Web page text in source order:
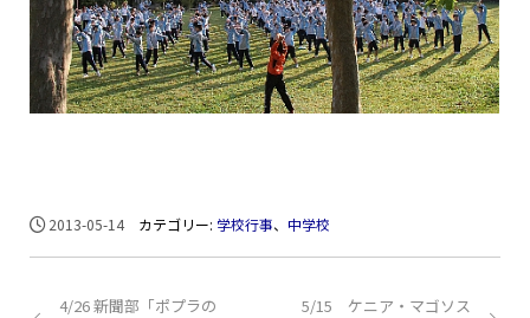
2013-05-14 カテゴリー: 学校行事、中学校
4/26 新聞部「ポプラの
5/15 ケニア・マゴソス